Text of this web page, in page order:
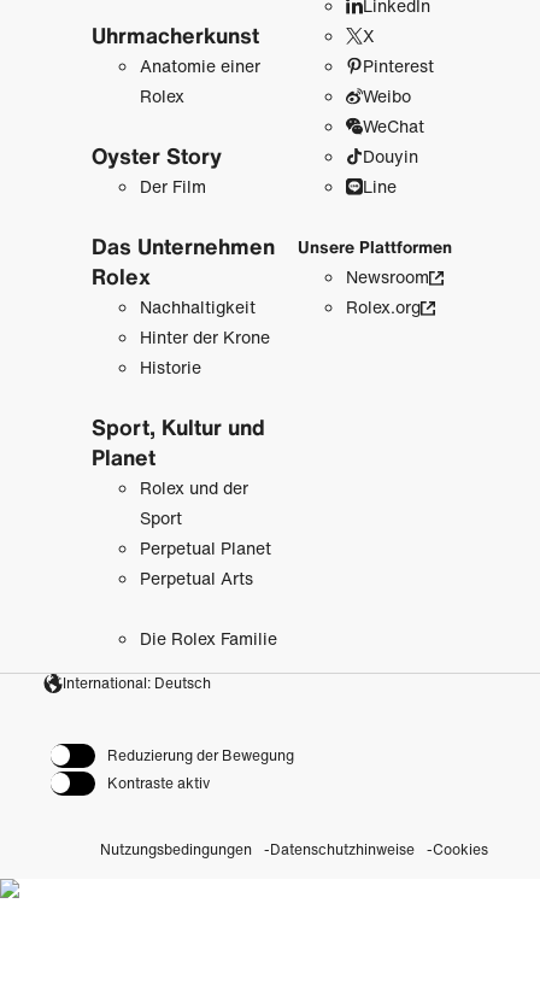
Uhrmacher­kunst
Anatomie einer
Rolex
Oyster Story
Der Film
Das Unternehmen
Rolex
Nachhaltigkeit
Hinter der Krone
Historie
Sport, Kultur und
Planet
Rolex und der
Sport
Perpetual Planet
Perpetual Arts
Die Rolex Familie
LinkedIn
X
Pinterest
Weibo
WeChat
Douyin
Line
Unsere Plattformen
Newsroom
Rolex.org
International: Deutsch
Reduzierung der Bewegung
Kontraste aktiv
Nutzungsbedingungen Datenschutzhinweise Cookies